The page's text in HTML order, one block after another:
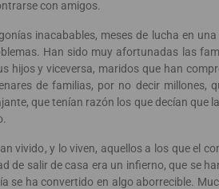
con amigos.
inacabables, meses de lucha en
Han sido muy afortunadas las
hijos y viceversa, maridos que han
de familias, por no decir millones,
que tenían razón los que decían que
vivido, y lo viven, aquellos a los que el
de salir de casa era un infierno, que se
se ha convertido en algo aborrecible.